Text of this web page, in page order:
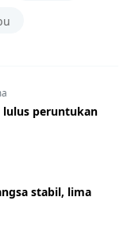
lulus peruntukan
stabil, lima